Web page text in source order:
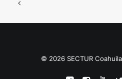
© 2026 SECTUR